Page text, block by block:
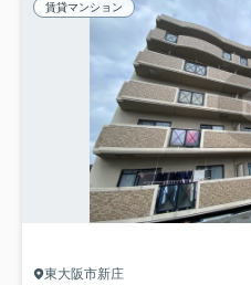
賃貸マンション
東大阪市新庄